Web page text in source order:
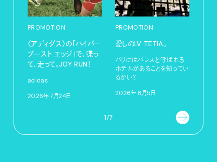
PROMOTION
〈アディダス〉の「ハイパー
ブースト エッジ」で、喋っ
て、走って、JOY RUN！
adidas
2026年7月24日
PROMOTION
愛しのLV TETIA。
パリにはパレスと呼ばれる
ホテルがあることを知ってい
るかい？
2026年8月5日
1/7